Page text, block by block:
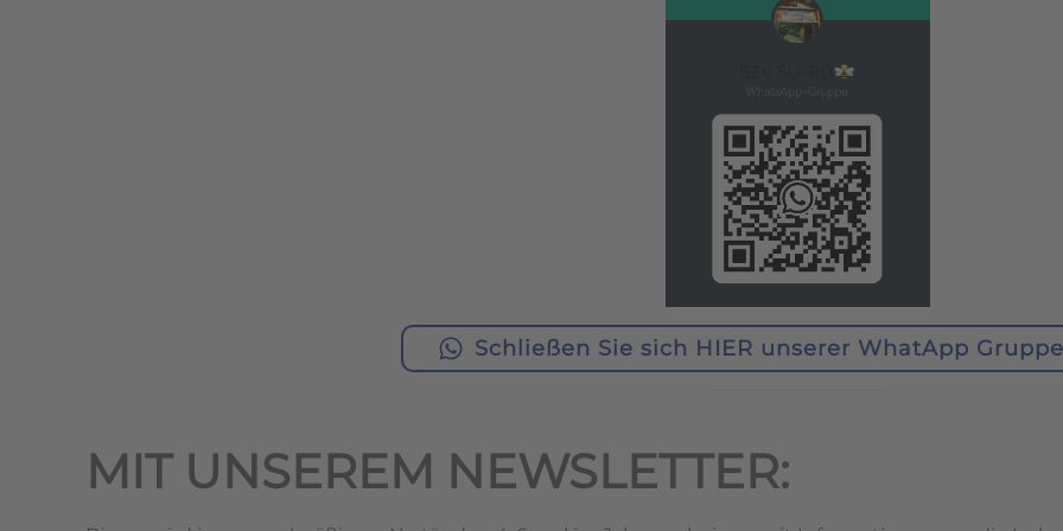
Schließen Sie sich HIER unserer WhatApp
MIT UNSEREM NEWSLETTER: